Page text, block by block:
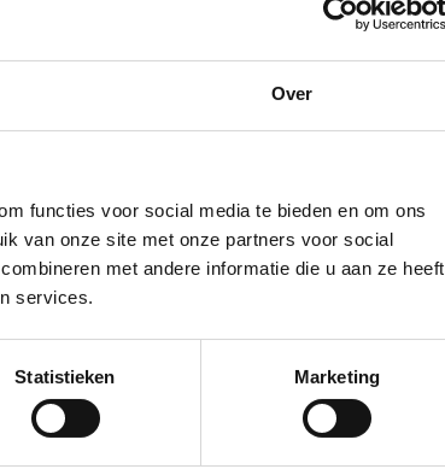
Over
functies voor social media te bieden en om ons
van onze site met onze partners voor social
met andere informatie die u aan ze heeft
services.
Statistieken Marketing
Wünsche und Bedürfnisse in einem
liefern alle Ihre Hafenprodukte innerhalb
durch und teilen Sie uns mit, wie wir